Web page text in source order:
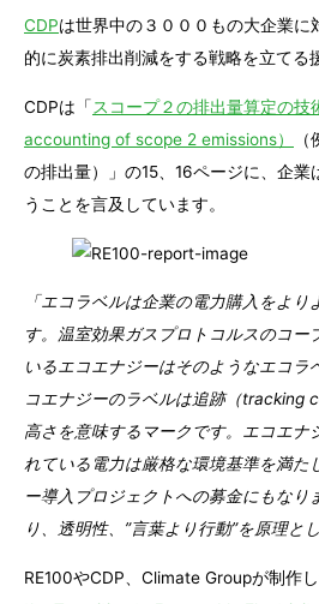
CDPは世界中の３０００もの大企業
的に炭素排出削減をする戦略を立てる
CDPは「 スコープ２の排出量算定の
accounting of scope 2 emissions）
の排出量）」の15、16ページに、企
うことを言及しています。
「エコラベルは企業の電力購入をよ
す。温室効果ガスプロトコルスのコー
いるエコエナジーはそのようなエコラ
コエナジーのラベルは追跡（tracking
高さを意味するマークです。エコエナ
れている電力は厳格な環境基準を満た
ー導入プロジェクトへの募金にもなり
り、透明性、”言葉より行動”を原理と
RE100やCDP、Climate Groupが制作